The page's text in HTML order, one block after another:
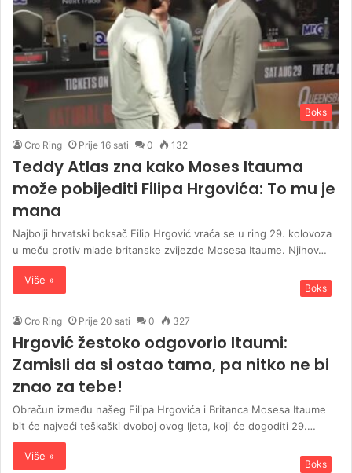
Boks
Cro Ring Prije 16 sati 0 132
Teddy Atlas zna kako Moses Itauma
može pobijediti Filipa Hrgovića: To mu je
mana
Najbolji hrvatski boksač Filip Hrgović vraća se u ring 29. kolovoza
u meču protiv mlade britanske zvijezde Mosesa Itaume. Njihov…
Više »
Boks
Cro Ring Prije 20 sati 0 327
Hrgović žestoko odgovorio Itaumi:
Zamisli da si ostao tamo, pa nitko ne bi
znao za tebe!
Obračun između našeg Filipa Hrgovića i Britanca Mosesa Itaume
bit će najveći teškaški dvoboj ovog ljeta, koji će dogoditi 29.…
Više »
Boks